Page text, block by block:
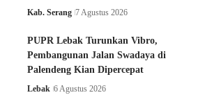
Kab. Serang 7 Agustus 2026
PUPR Lebak Turunkan Vibro,
Pembangunan Jalan Swadaya di
Palendeng Kian Dipercepat
Lebak 6 Agustus 2026